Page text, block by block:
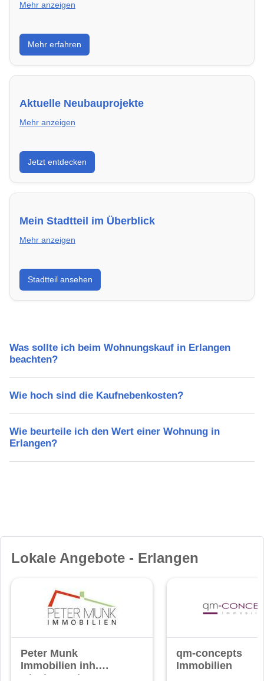
Mehr anzeigen
Erfahre, welche Nebenkosten rechtmäßig sind und
wie du deine monatliche Belastung optimieren
kannst.
Mehr erfahren
Aktuelle Neubauprojekte
Mehr anzeigen
Entdecke Neubauprojekte in Erlangen – modern,
energieeffizient und sofort bezugsfertig.
Jetzt entdecken
Mein Stadtteil im Überblick
Mehr anzeigen
Erfahre mehr über deinen Stadtteil in Erlangen:
Lebensqualität, Verkehrsanbindung, Schulen,
Freizeitmöglichkeiten und Mietpreise.
Stadtteil ansehen
Was sollte ich beim Wohnungskauf in Erlangen
beachten?
Wie hoch sind die Kaufnebenkosten?
Wie beurteile ich den Wert einer Wohnung in
Erlangen?
Lokale Angebote - Erlangen
Peter Munk
Immobilien inh.
Gisela Munk e.K.
qm-concepts
Immobilien